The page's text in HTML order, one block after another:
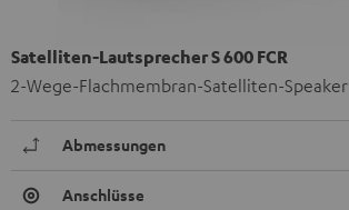
Satelliten-Lautsprecher S 600 FCR
2-Wege-Flachmembran-Satelliten-Speaker
Abmessungen
Anschlüsse